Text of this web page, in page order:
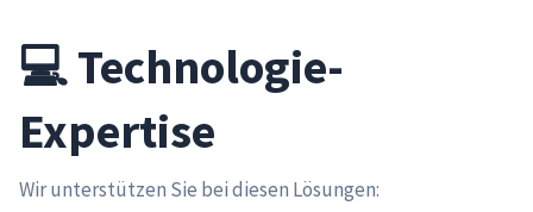
💻 Technologie-
Expertise
Wir unterstützen Sie bei diesen Lösungen: